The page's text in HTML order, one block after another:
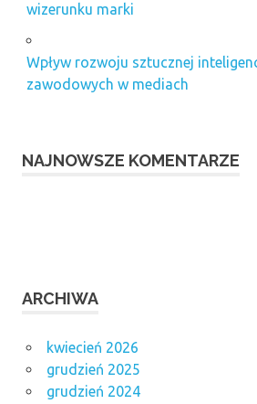
wizerunku marki
Wpływ rozwoju sztucznej
zawodowych w mediach
NAJNOWSZE KOMENTARZE
ARCHIWA
kwiecień 2026
grudzień 2025
grudzień 2024